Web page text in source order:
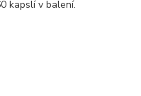
kapslí v balení.